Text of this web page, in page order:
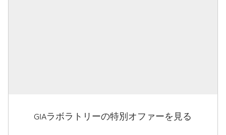
GIAラボラトリーの特別オファーを見る